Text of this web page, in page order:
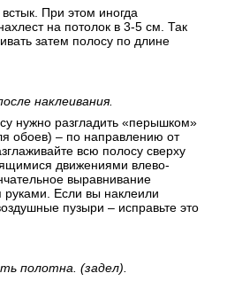
При этом иногда
на потолок в 3-5 см. Так
затем полосу по длине
наклеивания.
нужно разгладить «перышком»
обоев) – по направлению от
всю полосу сверху
движениями влево-
выравнивание
руками. Если вы наклеили
пузыри – исправьте это
полотна. (задел).